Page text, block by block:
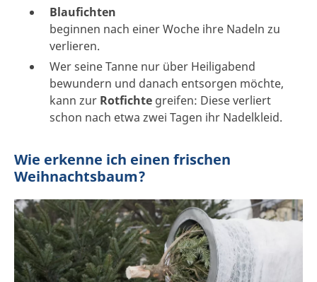
Blaufichten
beginnen nach einer Woche ihre Nadeln zu
verlieren.
Wer seine Tanne nur über Heiligabend
bewundern und danach entsorgen möchte,
kann zur Rotfichte greifen: Diese verliert
schon nach etwa zwei Tagen ihr Nadelkleid.
Wie erkenne ich einen frischen
Weihnachtsbaum?